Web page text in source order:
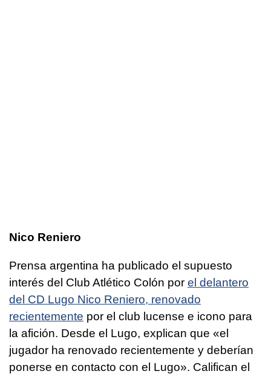
Nico Reniero
Prensa argentina ha publicado el supuesto
interés del Club Atlético Colón por el delantero
del CD Lugo Nico Reniero, renovado
recientemente por el club lucense e icono para
la afición. Desde el Lugo, explican que «el
jugador ha renovado recientemente y deberían
ponerse en contacto con el Lugo». Califican el